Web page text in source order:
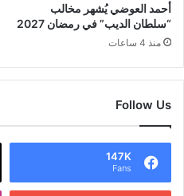
أحمد العوضي يُشهر مخالب
“سلطان الديب” في رمضان 2027
منذ 4 ساعات
Follow Us
147K
Fans